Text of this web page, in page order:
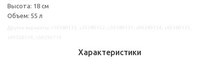
Высота: 18 см
Объем: 55 л
Характеристики